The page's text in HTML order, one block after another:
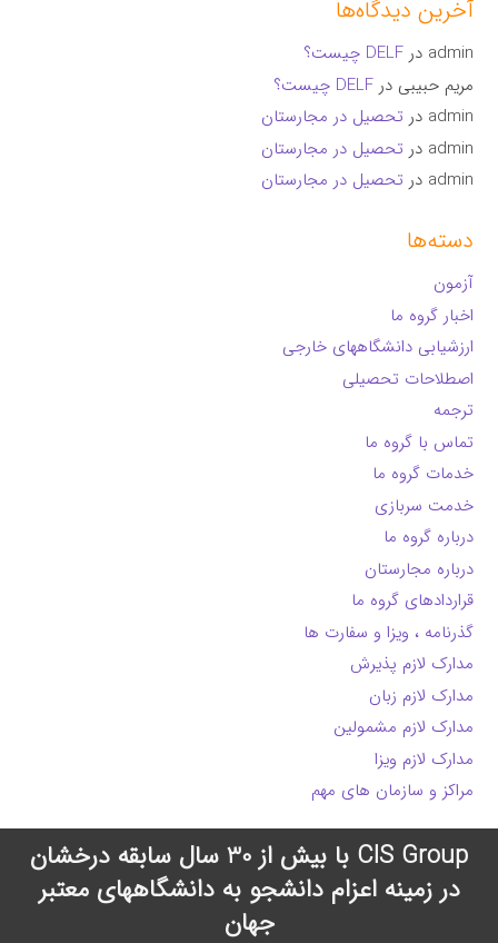
آخرین دیدگاه‌ها
admin درDELF چیست؟
مریم حبیبی درDELF چیست؟
admin در تحصیل در مجارستان
admin در تحصیل در مجارستان
admin در تحصیل در مجارستان
دسته‌ها
آزمون
اخبار گروه ما
ارزشیابی دانشگاههای خارجی
اصطلاحات تحصیلی
ترجمه
تماس با گروه ما
خدمات گروه ما
خدمت سربازی
درباره گروه ما
درباره مجارستان
قراردادهای گروه ما
گذرنامه ، ویزا و سفارت ها
مدارک لازم پذیرش
مدارک لازم زبان
مدارک لازم مشمولین
مدارک لازم ویزا
مراکز و سازمان های مهم
CIS Group با بیش از 30 سال سابقه درخشان
در زمینه اعزام دانشجو به دانشگاههای معتبر
جهان